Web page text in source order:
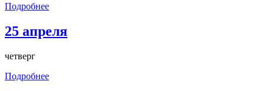
Подробнее
25 апреля
четверг
Подробнее